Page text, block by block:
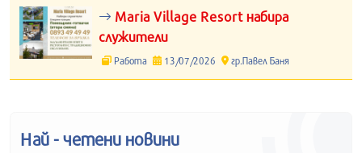
Maria Village Resort набира
служители
Работа 13/07/2026 гр.Павел Баня
Най - четени новини